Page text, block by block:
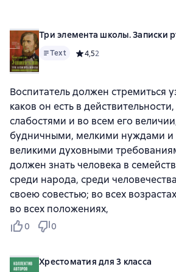
Три элемента школы. Записки
Text Средний рейтинг 4,5 на
4,52
Воспитатель должен стремиться
каков он есть в
слабостями и во всем его
будничными, мелкими нуждами и
великими духовными
должен знать человека в
среди народа, среди
своею совестью; во всех
во всех положениях,
0 0
Хрестоматия для 3 класса